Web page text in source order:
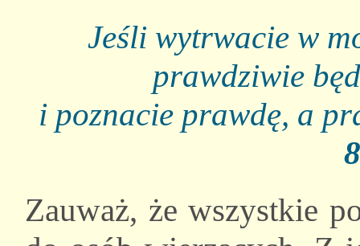
Jeśli wytrwacie w
prawdziwie
i poznacie prawdę, a
Zauważ, że wszystkie